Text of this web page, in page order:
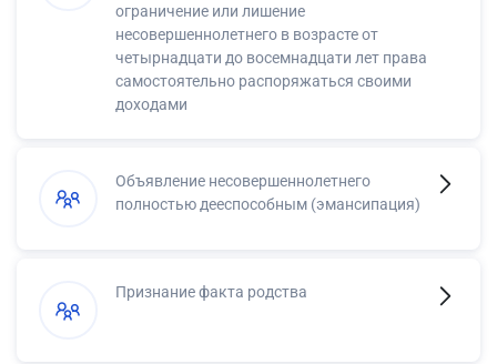
ограничение или лишение
несовершеннолетнего в возрасте от
четырнадцати до восемнадцати лет права
самостоятельно распоряжаться своими
доходами
Объявление несовершеннолетнего
полностью дееспособным (эмансипация)
Признание факта родства